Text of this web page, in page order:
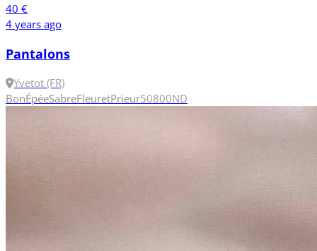
40 €
4 years ago
Pantalons
Yvetot (FR)
BonÉpéeSabreFleuretPrieur50800ND